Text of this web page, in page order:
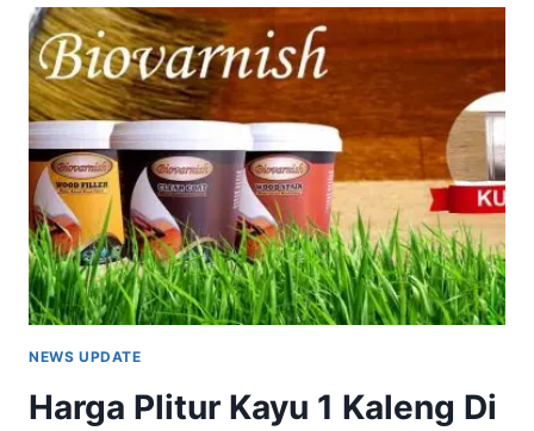
NATURAL
KAYU
DENGAN
CAT
UNTUK
SANGKAR
BURUNG
NEWS UPDATE
Harga Plitur Kayu 1 Kaleng Di